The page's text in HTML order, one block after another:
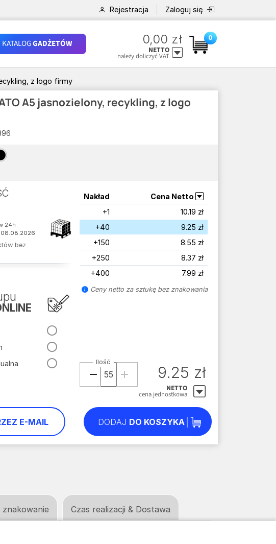
Rejestracja Zaloguj się
KATALOGGADŻETÓW 0,00 zł
NETTO
należy doliczyć VAT
0
z logo firmy
A5 jasnozielony, recykling, z logo
Czas realizacji & Dostawa
24h
bez
Nakład
Cena Netto
+1
10.19 zł
+40
9.25 zł
+150
8.55 zł
+250
8.37 zł
+400
7.99 zł
Ceny netto za sztukę bez znakowania
Ilość
9.25 zł
NETTO
cena jednostkowa
E-MAIL DODAJ DO KOSZYKA